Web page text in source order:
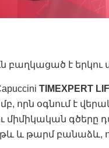
բաղկացած է երկու
TIMEXPERT
որն օգնում է
միմիկական գծերը
և թարմ բանաձև,